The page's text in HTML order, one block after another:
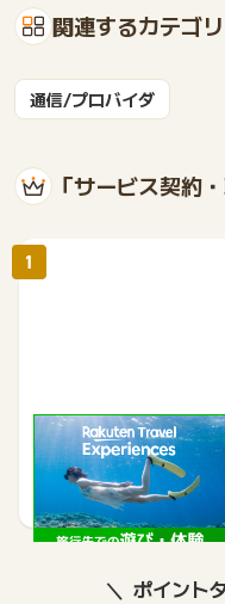
関連するカテゴ
通信/プロバイダ
「サービス契約
楽天トラベル観光体験
2.5%
1
ポイント